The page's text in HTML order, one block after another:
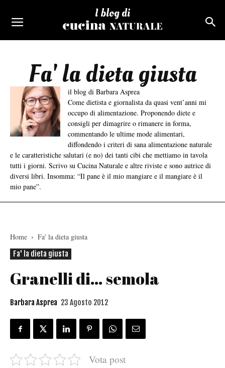
I blog di
Fa' la dieta giusta
il blog di Barbara Asprea
Come dietista e giornalista da quasi vent’anni mi
occupo di alimentazione. Proponendo diete e
consigli per dimagrire o rimanere in forma,
commentando le ultime mode alimentari,
diffondendo i criteri di sana alimentazione naturale
e le caratteristiche salutari (e no) dei tanti cibi che mettiamo in tavola
tutti i giorni. Scrivo su Cucina Naturale e altre riviste e sono autrice di
diversi libri. Insomma: “Il pane è il mio mangiare e il mangiare è il
mio pane”.
Home
Fa' la dieta giusta
Fa' la dieta giusta
Granelli di… semola
Barbara Asprea 23 Agosto 2012
Vota post